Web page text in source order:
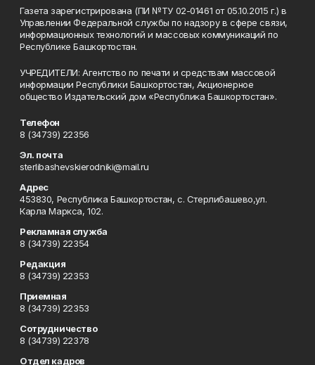
Газета зарегистрирована (ПИ №ТУ 02-01461 от 05.10.2015 г.) в
Управлении Федеральной службы по надзору в сфере связи,
информационных технологий и массовых коммуникаций по
Республике Башкортостан.
УЧРЕДИТЕЛИ: Агентство по печати и средствам массовой
информации Республики Башкортостан, Акционерное
общество Издательский дом «Республика Башкортостан».
Телефон
8 (34739) 22356
Эл. почта
sterlibashevskierodniki@mail.ru
Адрес
453830, Республика Башкортостан, c. Стерлибашево,ул.
Карла Маркса, 102.
Рекламная служба
8 (34739) 22354
Редакция
8 (34739) 22353
Приемная
8 (34739) 22353
Сотрудничество
8 (34739) 22378
Отдел кадров